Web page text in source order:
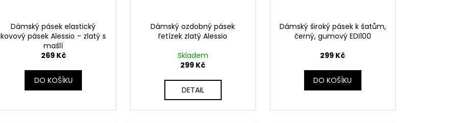
Dámský pásek elastický
kovový pásek Alessio – zlatý s
mašlí
269 Kč
DO KOŠÍKU
Dámský ozdobný pásek
řetízek zlatý Alessio
Skladem
299 Kč
DETAIL
Dámský široký pásek k šatům,
černý, gumový EDI100
299 Kč
DO KOŠÍKU